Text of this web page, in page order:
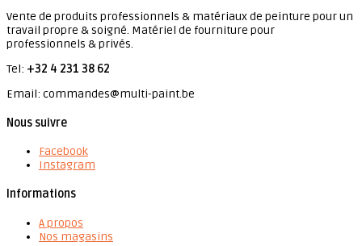
Vente de produits professionnels & matériaux de peinture pour un
travail propre & soigné. Matériel de fourniture pour
professionnels & privés.
Tel: +32 4 231 38 62
Email: commandes@multi-paint.be
Nous suivre
Facebook
Instagram
Informations
A propos
Nos magasins